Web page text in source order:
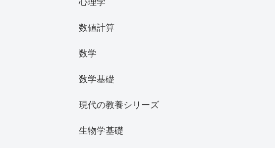
心理学
数値計算
数学
数学基礎
現代の教養シリーズ
生物学基礎